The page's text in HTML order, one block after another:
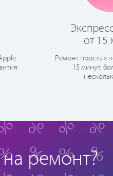
от 15
Ремонт простых
15 минут,
ремонт?